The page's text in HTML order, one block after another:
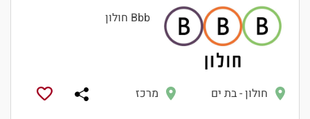
Bbb חולון
חולון - בת ים מרכז